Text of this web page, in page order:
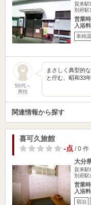
賀来駅
別府駅
営業
入浴
単純
50代～
男性
まさしく典型的
と佇む、昭和33
関連情報から探す
喜可久旅館
-点/ 0 件
大分
賀来駅
別府
営業
入浴
宿泊